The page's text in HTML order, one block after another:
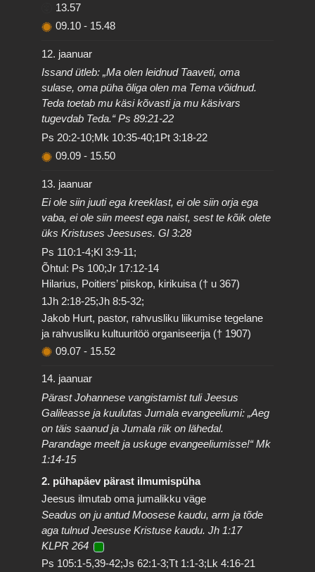
13.57
09.10 - 15.48
12. jaanuar
Issand ütleb: „Ma olen leidnud Taaveti, oma
sulase, oma püha õliga olen ma Tema võidnud.
Teda toetab mu käsi kõvasti ja mu käsivars
tugevdab Teda.“ Ps 89:21-22
Ps 20:2-10;Mk 10:35-40;1Pt 3:18-22
09.09 - 15.50
13. jaanuar
Ei ole siin juuti ega kreeklast, ei ole siin orja ega
vaba, ei ole siin meest ega naist, sest te kõik olete
üks Kristuses Jeesuses. Gl 3:28
Ps 110:1-4;Kl 3:9-11;
Õhtul: Ps 100;Jr 17:12-14
Hilarius, Poitiers’ piiskop, kirikuisa († u 367)
1Jh 2:18-25;Jh 8:5-32;
Jakob Hurt, pastor, rahvusliku liikumise tegelane
ja rahvusliku kultuuritöö organiseerija († 1907)
09.07 - 15.52
14. jaanuar
Pärast Johannese vangistamist tuli Jeesus
Galileasse ja kuulutas Jumala evangeeliumi: „Aeg
on täis saanud ja Jumala riik on lähedal.
Parandage meelt ja uskuge evangeeliumisse!“ Mk
1:14-15
2. pühapäev pärast ilmumispüha
Jeesus ilmutab oma jumalikku väge
Seadus on ju antud Moosese kaudu, arm ja tõde
aga tulnud Jeesuse Kristuse kaudu. Jh 1:17
KLPR 264
Ps 105:1-5,39-42;Js 62:1-3;Tt 1:1-3;Lk 4:16-21